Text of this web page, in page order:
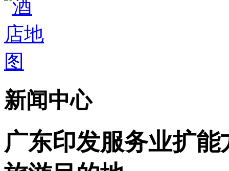
新闻中心
广东印发服务业扩